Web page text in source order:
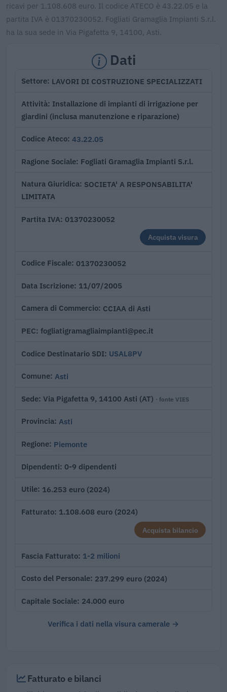
ricavi per 1.108.608 euro. Il codice ATECO è 43.22.05 e la
partita IVA è 01370230052. Fogliati Gramaglia Impianti S.r.l.
ha la sua sede in Via Pigafetta 9, 14100, Asti.
Dati
Settore LAVORI DI COSTRUZIONE SPECIALIZZATI
Attività Installazione di impianti di irrigazione per
giardini (inclusa manutenzione e riparazione)
Codice Ateco 43.22.05
Ragione Sociale Fogliati Gramaglia Impianti S.r.l.
Natura Giuridica SOCIETA' A RESPONSABILITA'
LIMITATA
Partita IVA 01370230052
Acquista visura
Codice Fiscale 01370230052
Data Iscrizione 11/07/2005
Camera di Commercio CCIAA di Asti
PEC fogliatigramagliaimpianti@pec.it
Codice Destinatario SDI USAL8PV
Comune Asti
Sede Via Pigafetta 9, 14100 Asti (AT) · fonte VIES
Provincia Asti
Regione Piemonte
Dipendenti 0-9 dipendenti
Utile 16.253 euro (2024)
Fatturato 1.108.608 euro (2024)
Acquista bilancio
Fascia Fatturato 1-2 milioni
Costo del Personale 237.299 euro (2024)
Capitale Sociale 24.000 euro
Verifica i dati nella visura camerale →
Fatturato e bilanci